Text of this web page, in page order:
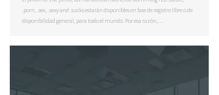
.porn, .sex, .sexy and .sucks estarán disponibles en fase de registro libre o de
disponibilidad general, para todo el mundo. Por esa razón,…